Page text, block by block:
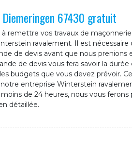
Diemeringen 67430 gratuit
à remettre vos travaux de
ravalement. Il est nécessaire
de devis avant que nous prenions
de devis vous fera savoir la
budgets que vous devez prévoir.
entreprise Winterstein
de 24 heures, nous vous ferons
détaillée.